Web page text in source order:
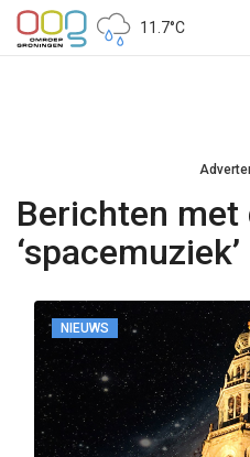
11.7°C
Berichten met
‘spacemuziek’
NIEUWS